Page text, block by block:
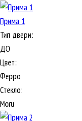
Прима 1
Тип двери:
ДО
Цвет:
Ферро
Стекло:
Moru